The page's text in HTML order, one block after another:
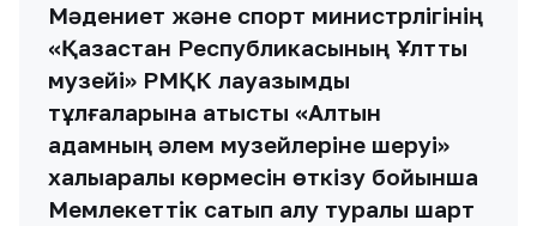
Мәдениет және спорт министрлігінің
«Қазақстан Республикасының Ұлттық
музейі» РМҚК лауазымды
тұлғаларына қатысты «Алтын
адамның әлем музейлеріне шеруі»
халықаралық көрмесін өткізу бойынша
Мемлекеттік сатып алу туралы шарт